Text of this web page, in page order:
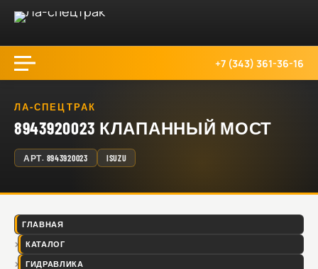
+7 (343) 361-36-16
ЛА-СПЕЦТРАК
8943920023 КЛАПАННЫЙ МОСТ
АРТ. 8943920023 ISUZU
ГЛАВНАЯ
КАТАЛОГ
ГИДРАВЛИКА